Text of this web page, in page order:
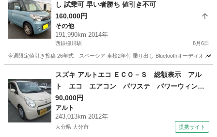
し 試乗可 早い者勝ち 値引き不可
160,000円
その他
191,990km 2014年
西鉄柳川駅 8月6日
今週限定値引き投稿 26年式 スペーシア 車検2年付 乗り出し Bluetoothオーディオ
西鉄柳川駅 その他 スペーシア
スズキ アルトエコ ＥＣＯ－Ｓ 総額表示 アル
ト エコ エアコン パワステ パワーウィン
ド キーレスキー タイミングチェーン Ｉ－Ｓ
ＴＯＰ （検9.2）
90,000円
アルト
243,013km 2012年
大分県 大分市 提携サイト